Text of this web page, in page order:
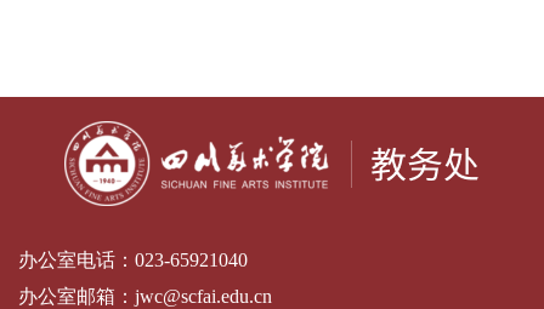
办公室电话： 023-65921040
办公室邮箱： jwc@scfai.edu.cn